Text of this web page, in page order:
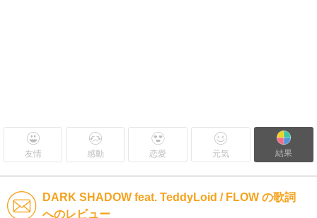
友情 感動 恋愛 元気 結果
DARK SHADOW feat. TeddyLoid / FLOW の歌詞
へのレビュー